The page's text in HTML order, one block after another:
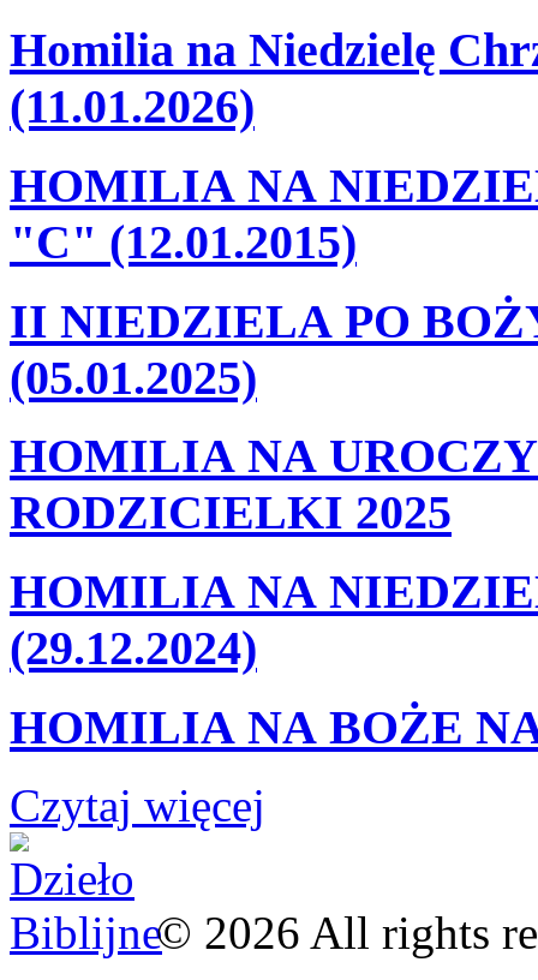
Homilia na Niedzielę
(11.01.2026)
HOMILIA NA
"C" (12.01.2015)
II NIEDZIELA PO
(05.01.2025)
HOMILIA NA
RODZICIELKI 2025
HOMILIA NA
(29.12.2024)
HOMILIA NA BOŻE
Czytaj więcej
© 2026 All rights